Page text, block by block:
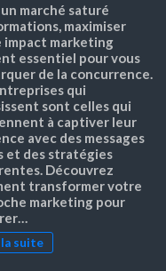
un marché saturé
maximiser
impact marketing
essentiel pour vous
de la concurrence.
qui
sont celles qui
à captiver leur
avec des messages
et des stratégies
Découvrez
transformer votre
marketing pour
suite